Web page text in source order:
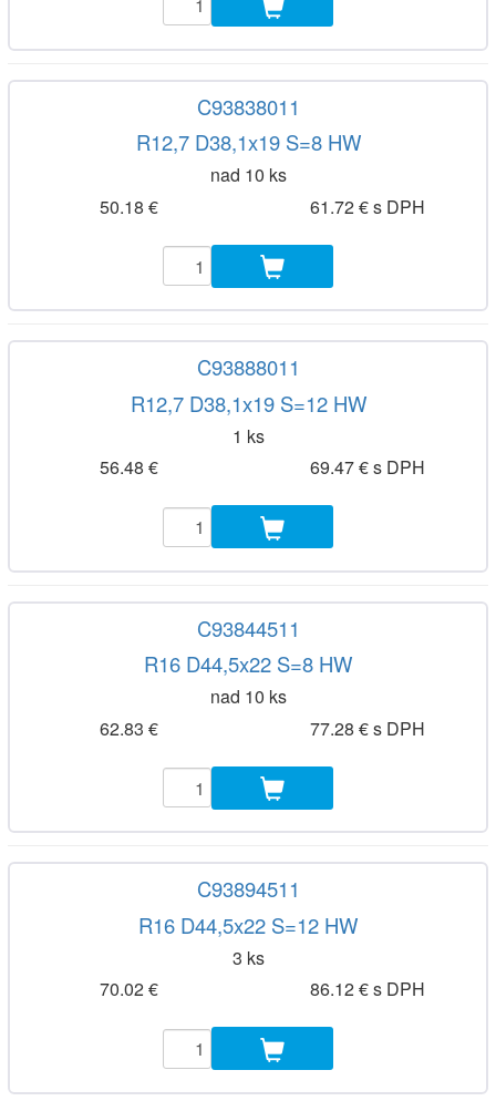
C93838011
R12,7 D38,1x19 S=8 HW
nad 10 ks
50.18 €
61.72 € s DPH
C93888011
R12,7 D38,1x19 S=12 HW
1 ks
56.48 €
69.47 € s DPH
C93844511
R16 D44,5x22 S=8 HW
nad 10 ks
62.83 €
77.28 € s DPH
C93894511
R16 D44,5x22 S=12 HW
3 ks
70.02 €
86.12 € s DPH